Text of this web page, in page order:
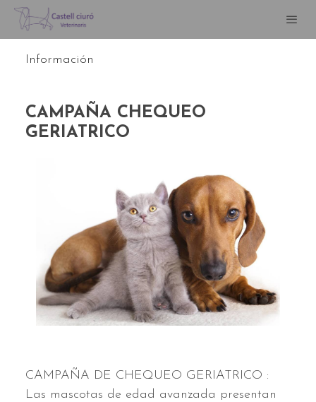
Información
CAMPAÑA CHEQUEO
GERIATRICO
CAMPAÑA DE CHEQUEO GERIATRICO :
Las mascotas de edad avanzada presentan